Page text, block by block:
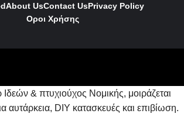
About UsContactUsPrivacy Policy
Οροι Χρήσης
& πτυχιούχος Νομικής, μοιράζεται
αυτάρκεια, DIY κατασκευές και επιβίωση.